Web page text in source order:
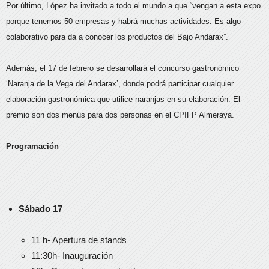
Por último, López ha invitado a todo el mundo a que “vengan a esta expo
porque tenemos 50 empresas y habrá muchas actividades. Es algo
colaborativo para da a conocer los productos del Bajo Andarax”.
Además, el 17 de febrero se desarrollará el concurso gastronómico
‘Naranja de la Vega del Andarax’, donde podrá participar cualquier
elaboración gastronómica que utilice naranjas en su elaboración. El
premio son dos menús para dos personas en el CPIFP Almeraya.
Programación
Sábado 17
11 h- Apertura de stands
11:30h- Inauguración